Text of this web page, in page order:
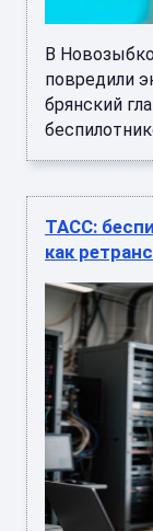
В
повредили
брянский
ТАСС:
как